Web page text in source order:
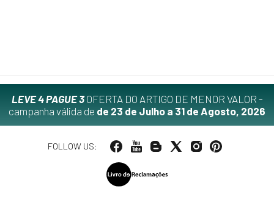
LEVE 4 PAGUE 3OFERTA DO ARTIGO DE MENOR VALOR -
campanha válida de de 23 de Julho a 31 de Agosto, 2026
FOLLOW US: